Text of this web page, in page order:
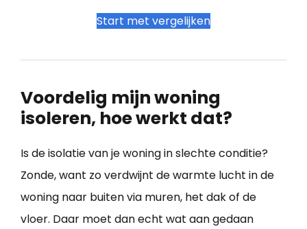
Start met vergelijken
Voordelig mijn woning
isoleren, hoe werkt dat?
Is de isolatie van je woning in slechte conditie?
Zonde, want zo verdwijnt de warmte lucht in de
woning naar buiten via muren, het dak of de
vloer. Daar moet dan echt wat aan gedaan